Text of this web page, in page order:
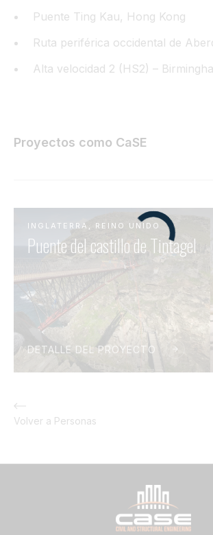
Puente Ting Kau, Hong Kong
Ruta periférica occidental de
Alta velocidad 2 (HS2) –
Proyectos como CaSE
INGLATERRA, REINO UNIDO
Puente del castillo de Tintagel
DETALLE DEL PROYECTO
Volver a Personas